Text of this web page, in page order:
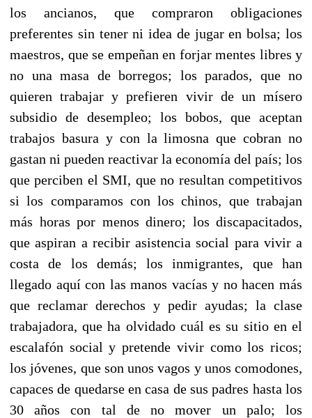
los ancianos, que compraron obligaciones
preferentes sin tener ni idea de jugar en bolsa; los
maestros, que se empeñan en forjar mentes libres y
no una masa de borregos; los parados, que no
quieren trabajar y prefieren vivir de un mísero
subsidio de desempleo; los bobos, que aceptan
trabajos basura y con la limosna que cobran no
gastan ni pueden reactivar la economía del país; los
que perciben el SMI, que no resultan competitivos
si los comparamos con los chinos, que trabajan
más horas por menos dinero; los discapacitados,
que aspiran a recibir asistencia social para vivir a
costa de los demás; los inmigrantes, que han
llegado aquí con las manos vacías y no hacen más
que reclamar derechos y pedir ayudas; la clase
trabajadora, que ha olvidado cuál es su sitio en el
escalafón social y pretende vivir como los ricos;
los jóvenes, que son unos vagos y unos comodones,
capaces de quedarse en casa de sus padres hasta los
30 años con tal de no mover un palo; los